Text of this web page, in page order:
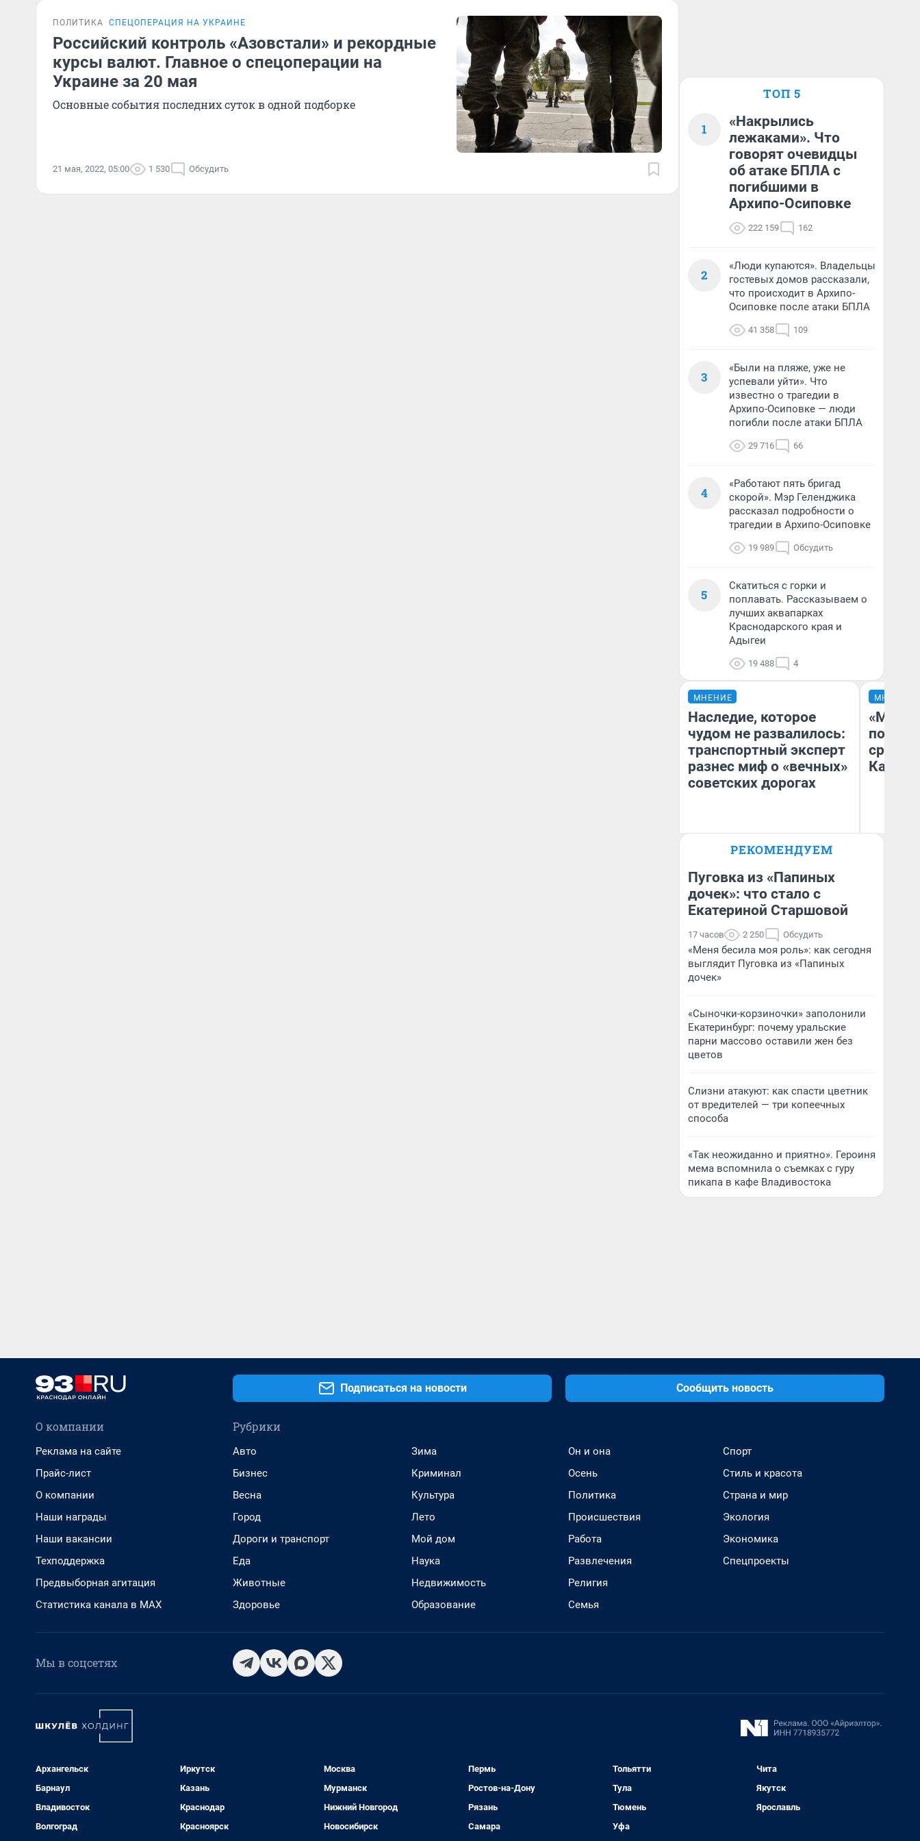
ПОЛИТИКА СПЕЦОПЕРАЦИЯ НА УКРАИНЕ
Российский контроль «Азовстали» и рекордные
курсы валют. Главное о спецоперации на
Украине за 20 мая
Основные события последних суток в одной подборке
21 мая, 2022, 05:00 1 530 Обсудить
ТОП 5
1
«Накрылись
лежаками». Что
говорят очевидцы
об атаке БПЛА с
погибшими в
Архипо-Осиповке
222 159 162
2
«Люди купаются». Владельцы
гостевых домов рассказали,
что происходит в Архипо-
Осиповке после атаки БПЛА
41 358 109
3
«Были на пляже, уже не
успевали уйти». Что
известно о трагедии в
Архипо-Осиповке — люди
погибли после атаки БПЛА
29 716 66
4
«Работают пять бригад
скорой». Мэр Геленджика
рассказал подробности о
трагедии в Архипо-Осиповке
19 989 Обсудить
5
Скатиться с горки и
поплавать. Рассказываем о
лучших аквапарках
Краснодарского края и
Адыгеи
19 488 4
МНЕНИЕ
Наследие, которое
чудом не развалилось:
транспортный эксперт
разнес миф о «вечных»
советских дорогах
Блогер, предприниматель,
бизнесе
МНЕНИЕ
РЕКОМЕНДУЕМ
Пуговка из «Папиных
дочек»: что стало с
Екатериной Старшовой
17 часов 2 250 Обсудить
«Меня бесила моя роль»: как сегодня
выглядит Пуговка из «Папиных
дочек»
«Сыночки-корзиночки» заполонили
Екатеринбург: почему уральские
парни массово оставили жен без
цветов
Слизни атакуют: как спасти цветник
от вредителей — три копеечных
способа
«Так неожиданно и приятно». Героиня
мема вспомнила о съемках с гуру
пикапа в кафе Владивостока
Подписаться на новости Сообщить новость
О компании
Реклама на сайте
Прайс-лист
О компании
Наши награды
Наши вакансии
Техподдержка
Предвыборная агитация
Статистика канала в MAX
Рубрики
Авто
Бизнес
Весна
Город
Дороги и транспорт
Еда
Животные
Здоровье
Зима
Криминал
Культура
Лето
Мой дом
Наука
Недвижимость
Образование
Он и она
Осень
Политика
Происшествия
Работа
Развлечения
Религия
Семья
Спорт
Стиль и красота
Страна и мир
Экология
Экономика
Спецпроекты
Мы в соцсетях
Архангельск
Барнаул
Владивосток
Волгоград
Иркутск
Казань
Краснодар
Красноярск
Москва
Мурманск
Нижний Новгород
Новосибирск
Пермь
Ростов-на-Дону
Рязань
Самара
Тольятти
Тула
Тюмень
Уфа
Чита
Якутск
Ярославль